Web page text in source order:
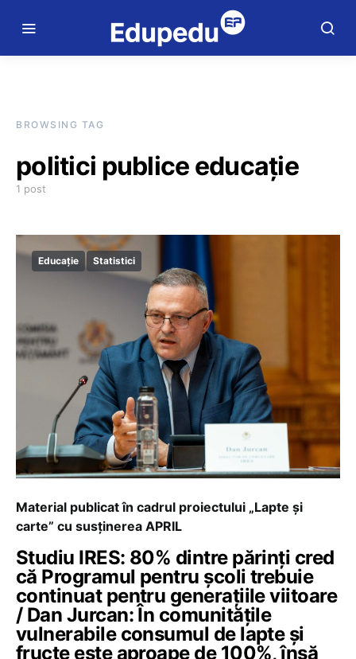
BROWSING TAG
politici publice educație
1 post
Educație Statistici
Material publicat în cadrul proiectului „Lapte și
carte” cu susținerea APRIL
Studiu IRES: 80% dintre părinți cred
că Programul pentru școli trebuie
continuat pentru generațiile viitoare
/ Dan Jurcan: În comunitățile
vulnerabile consumul de lapte și
fructe este aproape de 100%, însă